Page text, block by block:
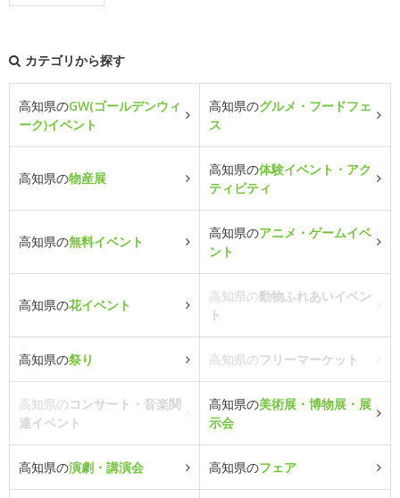
カテゴリから探す
高知県のGW(ゴールデンウィ
ーク)イベント
高知県のグルメ・フードフェ
ス
高知県の物産展
高知県の体験イベント・アク
ティビティ
高知県の無料イベント
高知県のアニメ・ゲームイベ
ント
高知県の花イベント
高知県の動物ふれあいイベン
ト
高知県の祭り 高知県のフリーマーケット
高知県のコンサート・音楽関
連イベント
高知県の美術展・博物展・展
示会
高知県の演劇・講演会 高知県のフェア